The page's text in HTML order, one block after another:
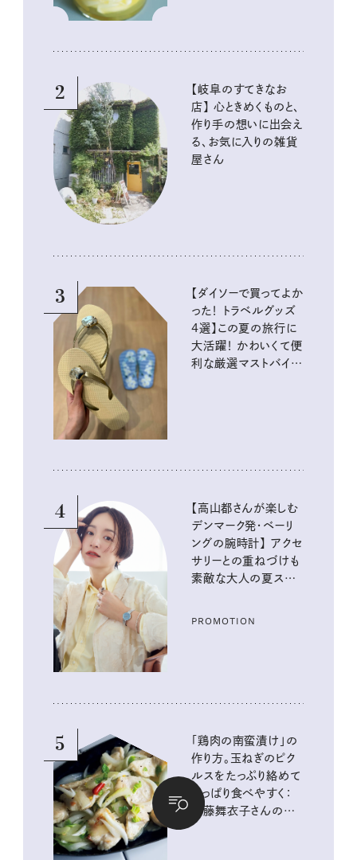
2
【岐阜のすてきなお
店】 心ときめくものと、
作り手の想いに出会え
る、お気に入りの雑貨
屋さん
3
【ダイソーで買ってよか
った！ トラベルグッズ
4選】この夏の旅行に
大活躍！ かわいくて便
利な厳選マストバイア
4
【高山都さんが楽しむ
デンマーク発・ベーリ
ングの腕時計】 アクセ
サリーとの重ねづけも
素敵な大人の夏スタイ
PROMOTION
5
「鶏肉の南蛮漬け」の
作り方。玉ねぎのピク
ルスをたっぷり絡めて
さっぱり食べやすく：
真藤舞衣子さんの発
酵と酸味レシピ